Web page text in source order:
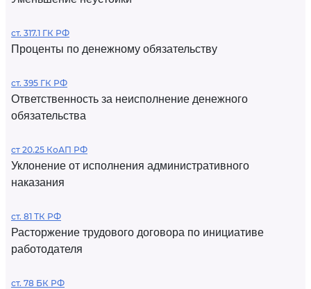
ст. 317.1 ГК РФ
Проценты по денежному обязательству
ст. 395 ГК РФ
Ответственность за неисполнение денежного
обязательства
ст 20.25 КоАП РФ
Уклонение от исполнения административного
наказания
ст. 81 ТК РФ
Расторжение трудового договора по инициативе
работодателя
ст. 78 БК РФ